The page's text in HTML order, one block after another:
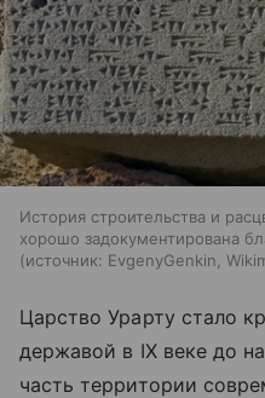
История строительства и
хорошо задокументирована
источник: EvgenyGenkin,
Царство Урарту стало
державой в IX веке до
часть территории